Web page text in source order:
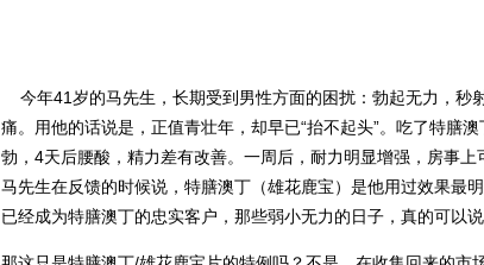
今年41岁的马先生，长期受到男性方面的困扰：勃起无力，秒
痛。用他的话说是，正值青壮年，却早已“抬不起头”。吃了特膳
勃，4天后腰酸，精力差有改善。一周后，耐力明显增强，房事上
马先生在反馈的时候说，特膳澳丁（雄花鹿宝）是他用过效果最
已经成为特膳澳丁的忠实客户，那些弱小无力的日子，真的可以说